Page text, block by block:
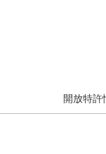
開放特許